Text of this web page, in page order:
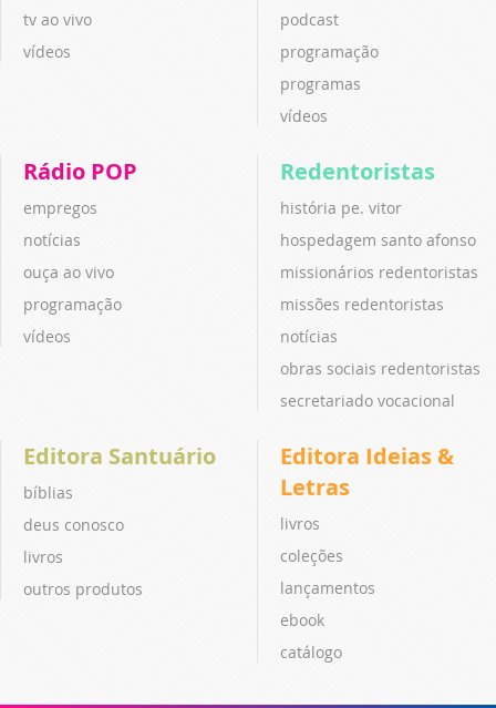
tv ao vivo
vídeos
podcast
programação
programas
vídeos
Rádio POP
empregos
notícias
ouça ao vivo
programação
vídeos
Redentoristas
história pe. vitor
hospedagem santo afonso
missionários redentoristas
missões redentoristas
notícias
obras sociais redentoristas
secretariado vocacional
Editora Santuário
bíblias
deus conosco
livros
outros produtos
Editora Ideias &
Letras
livros
coleções
lançamentos
ebook
catálogo